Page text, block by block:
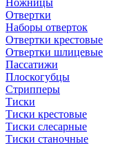
Ножницы
Отвертки
Наборы отверток
Отвертки крестовые
Отвертки шлицевые
Пассатижи
Плоскогубцы
Стрипперы
Тиски
Тиски крестовые
Тиски слесарные
Тиски станочные